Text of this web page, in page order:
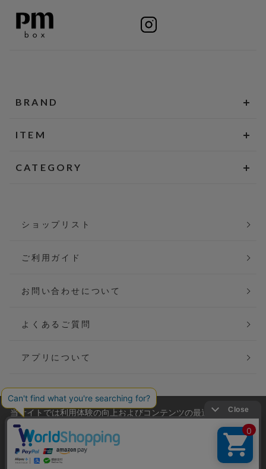
BRAND
ITEM
CATEGORY
ショップリスト
ご利用ガイド
お問い合わせについて
よくあるご質問
アプリについて
会社概要
ご利用規約
当サイトでは利用体験の向上およびコンテンツの最適な提供、ト
ラフィックの分析を目的としてCookieを使用しています。
サイトの閲覧を継続された場合、Cookieの利用に同意したことも
のといたします。
詳細については
をご確認ください。